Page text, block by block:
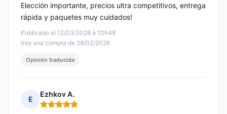
Publicado el 12/03/2026 à 10h48
tras una compra de 28/02/2026
Elección importante, precios ultra competitivos, entrega
rápida y paquetes muy cuidados!
Opinión traducida
E
Ezhkov A.
Nota: 5 de 5